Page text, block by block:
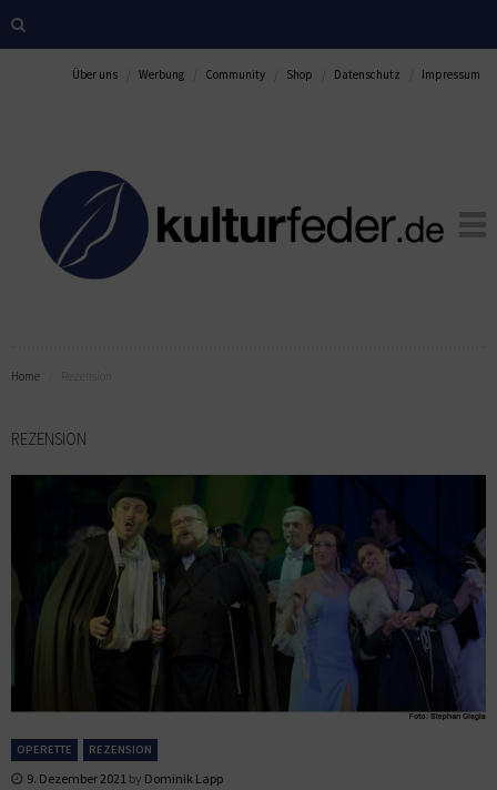
Über uns Werbung Community Shop Datenschutz Impressum
Home
REZENSION
OPERETTE REZENSION
9. Dezember 2021 by Dominik Lapp